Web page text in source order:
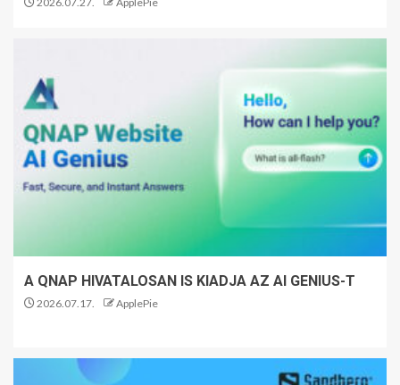
A QNAP HIVATALOSAN IS KIADJA AZ AI GENIUS-T
2026.07.17. ApplePie